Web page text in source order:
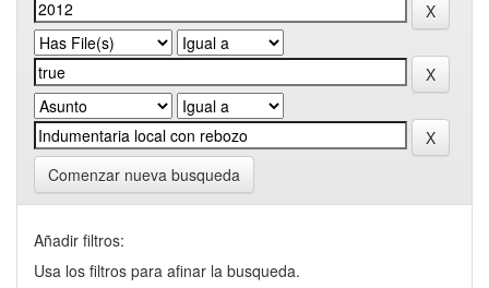
Comenzar nueva busqueda
Añadir filtros:
Usa los filtros para afinar la busqueda.